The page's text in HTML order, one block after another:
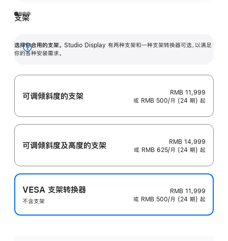
支架
选择你合用的支架。 Studio Display 有两种支架和一种支架转换器可选，以满足
你的各种安装需求。
展
可调倾斜度的支架
RMB 11,999
或 RMB 500/月 (24 期) 起
可调倾斜度及高‍度的支‍架
RMB 14,999
或 RMB 625/月 (24 期) 起
VESA 支架转换器
不含支架
RMB 11,999
或 RMB 500/月 (24 期) 起